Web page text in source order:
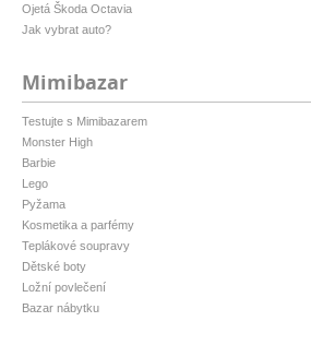
Ojetá Škoda Octavia
Jak vybrat auto?
Mimibazar
Testujte s Mimibazarem
Monster High
Barbie
Lego
Pyžama
Kosmetika a parfémy
Teplákové soupravy
Dětské boty
Ložní povlečení
Bazar nábytku